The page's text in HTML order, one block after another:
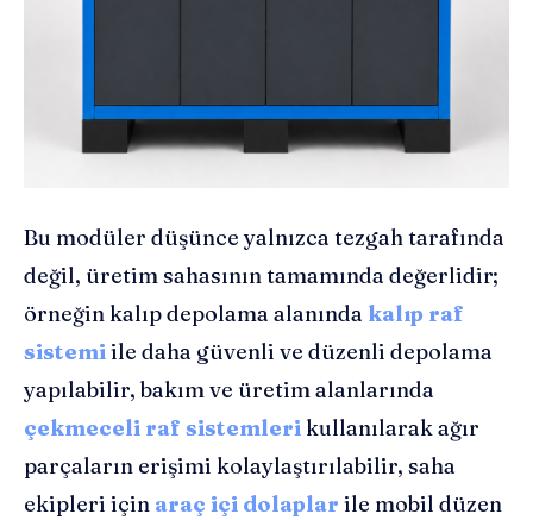
Bu modüler düşünce yalnızca tezgah tarafında
değil, üretim sahasının tamamında değerlidir;
örneğin kalıp depolama alanında kalıp raf
sistemiile daha güvenli ve düzenli depolama
yapılabilir, bakım ve üretim alanlarında
çekmeceli raf sistemleri kullanılarak ağır
parçaların erişimi kolaylaştırılabilir, saha
ekipleri için araç içi dolaplar ile mobil düzen